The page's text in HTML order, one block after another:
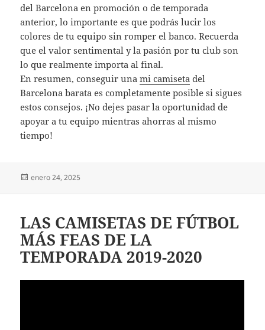
del Barcelona en promoción o de temporada
anterior, lo importante es que podrás lucir los
colores de tu equipo sin romper el banco. Recuerda
que el valor sentimental y la pasión por tu club son
lo que realmente importa al final.
En resumen, conseguir unami camiseta del
Barcelona barata es completamente posible si sigues
estos consejos. ¡No dejes pasar la oportunidad de
apoyar a tu equipo mientras ahorras al mismo
tiempo!
Publicado
enero 24, 2025
LAS CAMISETAS DE FÚTBOL
MÁS FEAS DE LA
TEMPORADA 2019-2020